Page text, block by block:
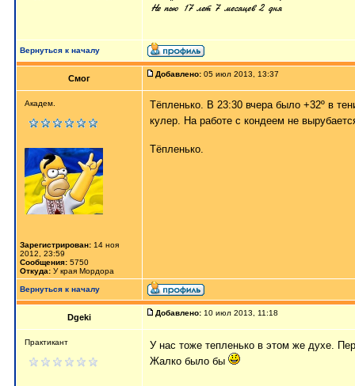
Вернуться к началу
Смог Добавлено: 05 июл 2013, 13:37
Академ.
Зарегистрирован: 14 ноя
2012, 23:59
Сообщения: 5750
Откуда: У края Мордора
Тёпленько. В 23:30 вчера было +32º в
кулер. На работе с кондеем не
Тёпленько.
Вернуться к началу
Dgeki Добавлено: 10 июл 2013, 11:18
Практикант
У нас тоже тепленько в этом же духе.
Жалко было бы